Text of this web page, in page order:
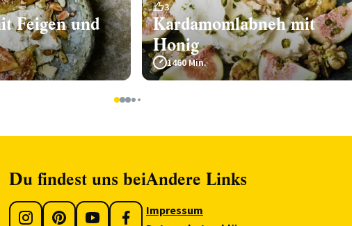
Feigen und
3
Kardamomlabneh mit
Honig
1460 Min.
1234 5
Du findest uns beiAndere Links
Impressum